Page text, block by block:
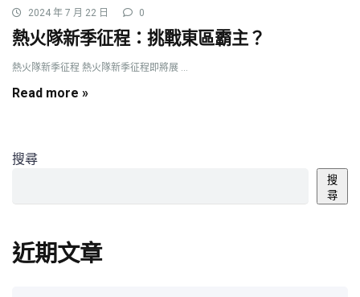
2024 年 7 月 22 日 0
熱火隊新季征程：挑戰東區霸主？
熱火隊新季征程 熱火隊新季征程即將展 ...
Read more »
搜尋
搜
尋
近期文章